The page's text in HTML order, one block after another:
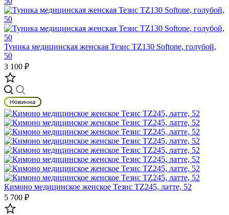
Туника медицинская женская Тезис TZ130 Softone, голубой,
50
3 100 ₽
Кимоно медицинское женское Тезис TZ245, латте, 52
5 700 ₽